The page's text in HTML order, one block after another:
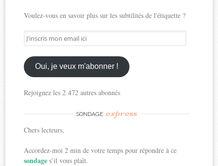
Voulez-vous en savoir plus sur les subtilités de l'étiquette ?
J'inscris
mon
email
ici
Oui, je veux m'abonner !
Rejoignez les 2 472 autres abonnés
SONDAGE express
Chers lecteurs,
Accordez-moi 2 min de votre temps pour répondre à ce
sondages’il vous plaît.